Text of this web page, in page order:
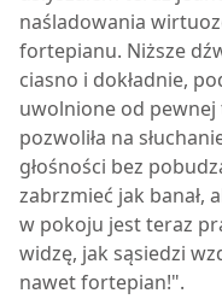
naśladowania
fortepianu. Niższe
ciasno i dokładnie,
uwolnione od
pozwoliła na
głośności bez
zabrzmieć jak banał,
w pokoju jest teraz
widzę, jak sąsiedzi
nawet fortepian!".